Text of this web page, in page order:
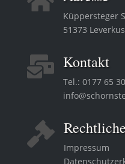
Küppersteger
51373
 Kontakt
Tel.: 0177 65

Impressum